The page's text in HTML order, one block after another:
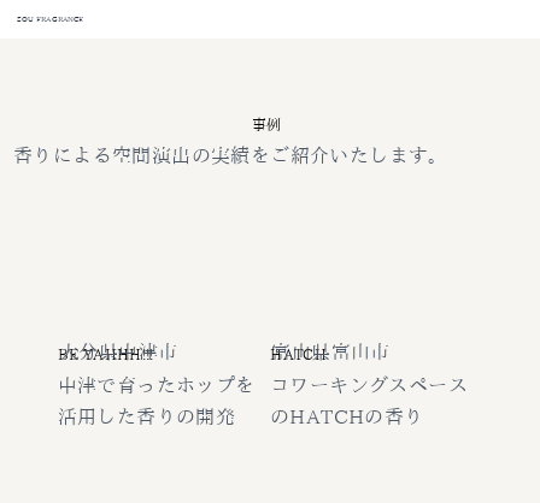
SOU FRAGRANCE
事例
香りによる空間演出の実績をご紹介いたします。
BE YAHHH!!!
大分県中津市
中津で育ったホップを
活用した香りの開発
HATCH
富山県富山市
コワーキングスペース
のHATCHの香り